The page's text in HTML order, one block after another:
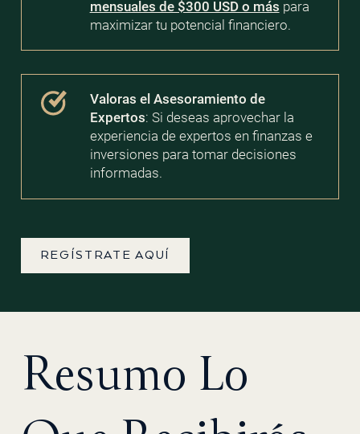
mensuales de $300 USD o más para
maximizar tu potencial financiero.
Valoras el Asesoramiento de
Expertos: Si deseas aprovechar la
experiencia de expertos en finanzas e
inversiones para tomar decisiones
informadas.
REGÍSTRATE AQUÍ
Resumo Lo